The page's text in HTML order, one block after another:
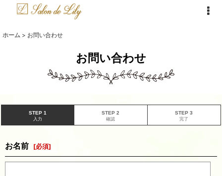
ホーム > お問い合わせ
お問い合わせ
STEP 1
入力
STEP 2
確認
STEP 3
完了
お名前 [必須]